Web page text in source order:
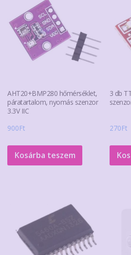
AHT20+BMP280 hőmérséklet,
páratartalom, nyomás szenzor
3.3V IIC
900Ft
Kosárba teszem
3 db
270Ft